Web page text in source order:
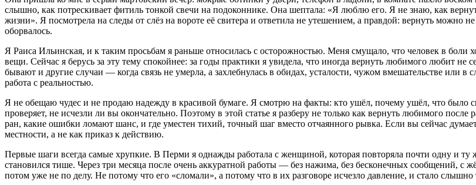
слышно, как потрескивает фитиль тонкой свечи на подоконнике. Она шептала: «Я люблю его. Я не знаю, как
жизни». Я посмотрела на следы от слёз на вороте её свитера и ответила не утешением, а правдой: вернуть
оборвалось.
Я Раиса Ильинская, и к таким просьбам я раньше относилась с осторожностью. Меня смущало, что человек в боли
вещи. Сейчас я берусь за эту тему спокойнее: за годы практики я увидела, что иногда вернуть любимого любит
бывают и другие случаи — когда связь не умерла, а захлебнулась в обидах, усталости, чужом вмешательстве или
работа с реальностью.
Я не обещаю чудес и не продаю надежду в красивой бумаге. Я смотрю на факты: кто ушёл, почему ушёл, что было
проверяет, не исчезли ли вы окончательно. Поэтому в этой статье я разберу не только как вернуть любимого
ран, какие ошибки ломают шанс, и где уместен тихий, точный шаг вместо отчаянного рывка. Если вы сейчас
местности, а не как приказ к действию.
Первые шаги всегда самые хрупкие. В Перми я однажды работала с женщиной, которая повторяла почти одну и
становился тише. Через три месяца после очень аккуратной работы — без нажима, без бесконечных сообщений, с
потом уже не по делу. Не потому что его «сломали», а потому что в их разговоре исчезло давление, и стало